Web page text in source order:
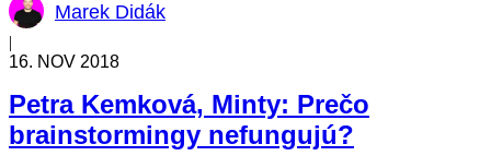
Marek Didák
|
16. NOV 2018
Petra Kemková, Minty: Prečo
brainstormingy nefungujú?